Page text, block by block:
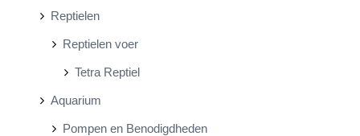
Reptielen
Reptielen voer
Tetra Reptiel
Aquarium
Pompen en Benodigdheden